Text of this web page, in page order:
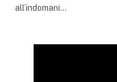
all’indomani…